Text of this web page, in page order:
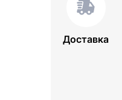
Доставка